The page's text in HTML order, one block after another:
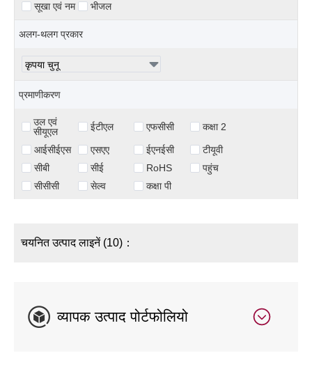
सूखा एवं नम
भीजल
अलग-थलग प्रकार
प्रमाणीकरण
उल एवं
सीयूएल
ईटीएल एफसीसी कक्षा 2
आईसीईएस एसएए ईएनईसी
टीयूवी
सीबी
सीई RoHS
पहुंच
सीसीसी
सेल्व कक्षा पी
चयनित उत्पाद लाइनें (10)：
व्यापक उत्पाद पोर्टफोलियो